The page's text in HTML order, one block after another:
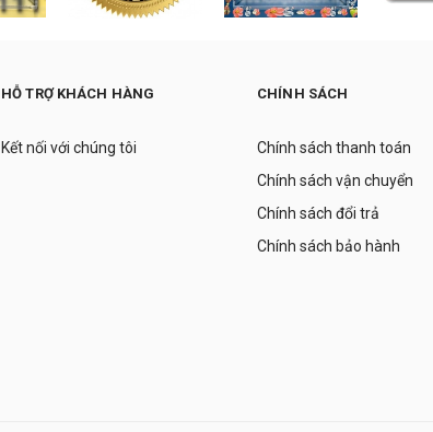
HỖ TRỢ KHÁCH HÀNG
Kết nối với chúng tôi
CHÍNH SÁCH
Chính sách thanh toán
Chính sách vận chuyển
Chính sách đổi trả
Chính sách bảo hành